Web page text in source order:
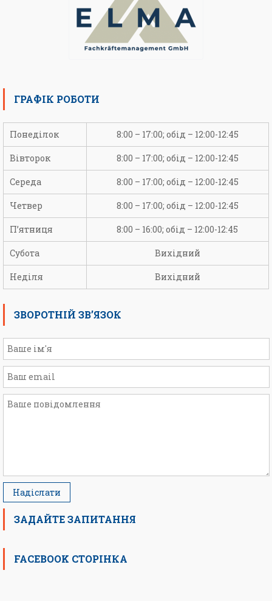
ГРАФІК РОБОТИ
Понеділок 8:00 – 17:00; обід – 12:00-12:45
Вівторок 8:00 – 17:00; обід – 12:00-12:45
Середа 8:00 – 17:00; обід – 12:00-12:45
Четвер 8:00 – 17:00; обід – 12:00-12:45
П’ятниця 8:00 – 16:00; обід – 12:00-12:45
Субота Вихідний
Неділя Вихідний
ЗВОРОТНІЙ ЗВ’ЯЗОК
ЗАДАЙТЕ ЗАПИТАННЯ
FACEBOOK СТОРІНКА